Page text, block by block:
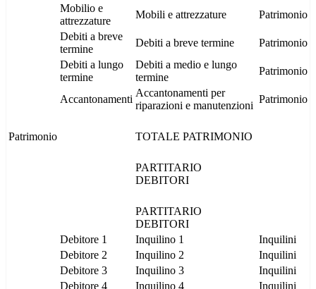
Mobilio e
attrezzature
Mobili e attrezzature
Patrimonio
Debiti a breve
termine
Debiti a breve termine
Patrimonio
Debiti a lungo
termine
Debiti a medio e lungo
termine
Patrimonio
Accantonamenti
Accantonamenti per
riparazioni e manutenzioni
Patrimonio
Patrimonio TOTALE PATRIMONIO
PARTITARIO
DEBITORI
PARTITARIO
DEBITORI
Debitore 1
Inquilino 1
Inquilini
Debitore 2
Inquilino 2
Inquilini
Debitore 3
Inquilino 3
Inquilini
Debitore 4
Inquilino 4 Inquilini